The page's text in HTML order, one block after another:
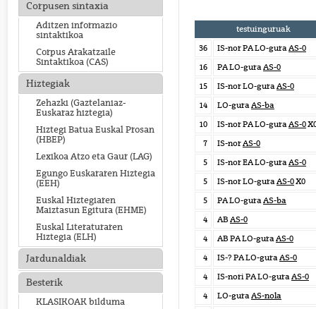
Corpusen sintaxia
Aditzen informazio
sintaktikoa
Corpus Arakatzaile
Sintaktikoa (CAS)
Hiztegiak
Zehazki (Gaztelaniaz-
Euskaraz hiztegia)
Hiztegi Batua Euskal Prosan
(HBEP)
Lexikoa Atzo eta Gaur (LAG)
Egungo Euskararen Hiztegia
(EEH)
Euskal Hiztegiaren
Maiztasun Egitura (EHME)
Euskal Literaturaren
Hiztegia (ELH)
Jardunaldiak
Besterik
KLASIKOAK bilduma
testuinguruak
36
IS-nor PA LO-guraAS-0
16
PA LO-guraAS-0
15
IS-nor LO-guraAS-0
14
LO-guraAS-ba
10
IS-nor PA LO-guraAS-0
7
IS-norAS-0
5
IS-nor EA LO-guraAS-0
5
IS-nor LO-guraAS-0X0
5
PA LO-guraAS-ba
4
AB AS-0
4
AB PA LO-guraAS-0
4
IS-? PA LO-guraAS-0
4
IS-nori PA LO-guraAS-0
4
LO-guraAS-nola